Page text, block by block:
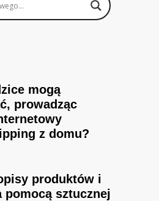
i
mogą
prowadząc
z domu?
produktów i
pomocą sztucznej